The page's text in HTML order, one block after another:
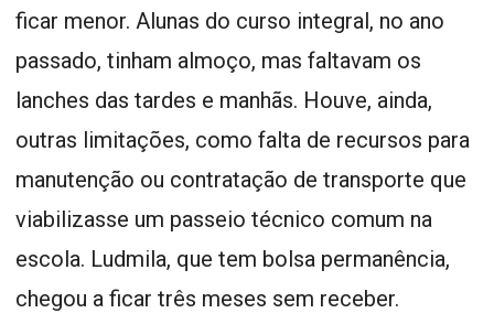
ficar menor. Alunas do curso integral, no ano
passado, tinham almoço, mas faltavam os
lanches das tardes e manhãs. Houve, ainda,
outras limitações, como falta de recursos para
manutenção ou contratação de transporte que
viabilizasse um passeio técnico comum na
escola. Ludmila, que tem bolsa permanência,
chegou a ficar três meses sem receber.